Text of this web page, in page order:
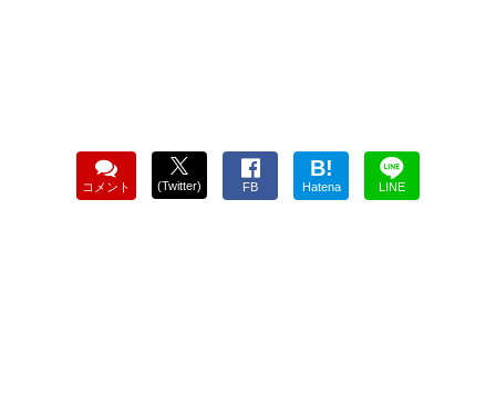
コメント (Twitter) FB
B!
Hatena LINE